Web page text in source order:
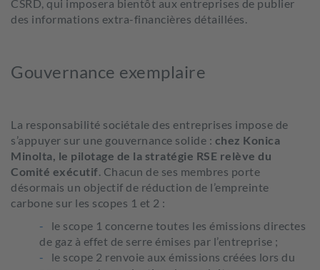
CSRD, qui imposera bientôt aux entreprises de publier
des informations extra-financières détaillées.
Gouvernance exemplaire
La responsabilité sociétale des entreprises impose de
s’appuyer sur une gouvernance solide : chez Konica
Minolta, le pilotage de la stratégie RSE relève du
Comité exécutif. Chacun de ses membres porte
désormais un objectif de réduction de l’empreinte
carbone sur les scopes 1 et 2 :
le scope 1 concerne toutes les émissions directes
de gaz à effet de serre émises par l’entreprise ;
le scope 2 renvoie aux émissions créées lors du